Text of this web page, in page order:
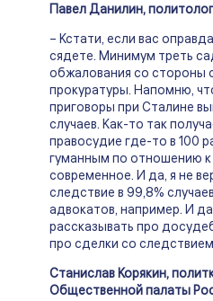
Павел Данилин, политолог
– Кстати, если вас
сядете. Минимум треть
обжалования со стороны
прокуратуры. Напомню,
приговоры при Сталине
случаев. Как-то так
правосудие где-то в 100
гуманным по отношению
современное. И да, я не
следствие в 99,8%
адвокатов, например. И
рассказывать про
про сделки со
Станислав Корякин,
Общественной палаты